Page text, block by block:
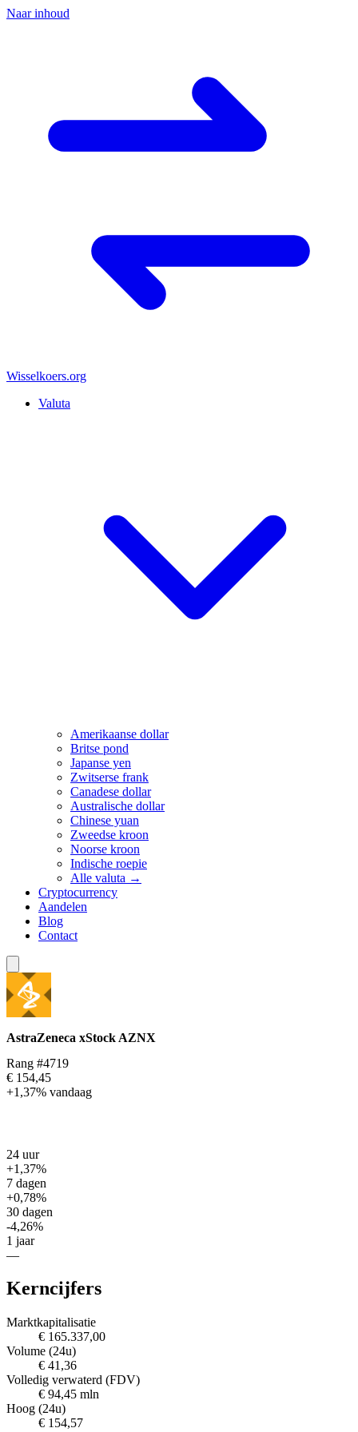
Naar inhoud
Wisselkoers.org
Valuta
Amerikaanse dollar
Britse pond
Japanse yen
Zwitserse frank
Canadese dollar
Australische dollar
Chinese yuan
Zweedse kroon
Noorse kroon
Indische roepie
Alle valuta →
Cryptocurrency
Aandelen
Blog
Contact
AstraZeneca xStock AZNX
Rang #4719
€ 154,45
+1,37% vandaag
24 uur
+1,37%
7 dagen
+0,78%
30 dagen
-4,26%
1 jaar
—
Kerncijfers
Marktkapitalisatie
€ 165.337,00
Volume (24u)
€ 41,36
Volledig verwaterd (FDV)
€ 94,45 mln
Hoog (24u)
€ 154,57